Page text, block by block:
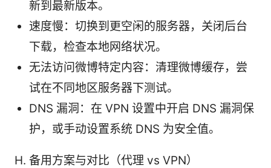
新到最新版本。
速度慢：切换到更空闲的服务器，关闭后台
下载，检查本地网络状况。
无法访问微博特定内容：清理微博缓存，尝
试在不同地区服务器下测试。
DNS 漏洞：在 VPN 设置中开启 DNS 漏洞保
护，或手动设置系统 DNS 为安全值。
H. 备用方案与对比（代理 vs VPN）